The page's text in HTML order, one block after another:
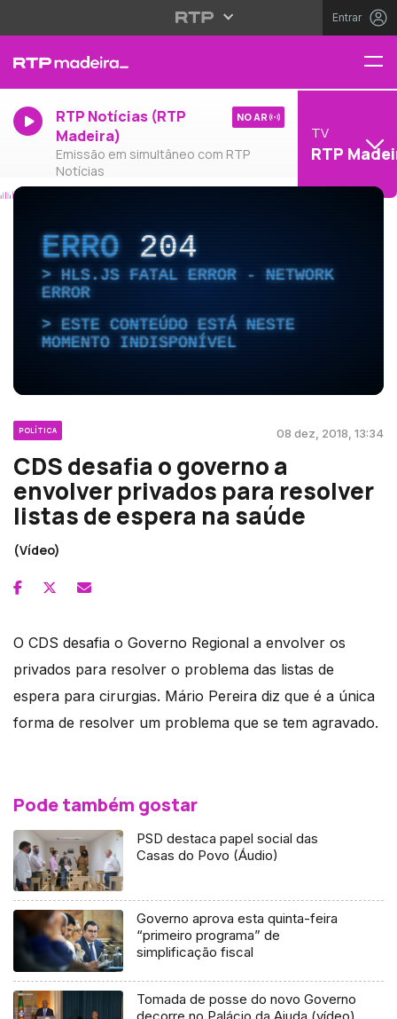
Entrar
RTP Notícias (RTP
Madeira)
Emissão em simultâneo com RTP
Notícias
NO AR
TV
RTP
ERRO204
HLS.JS FATAL ERROR - NETWORK
ERROR
ESTE CONTEÚDO ESTÁ NESTE
MOMENTO INDISPONÍVEL
POLÍTICA 08 dez, 2018, 13:34
CDS desafia o governo a
envolver privados para resolver
listas de espera na saúde
(Vídeo)
O CDS desafia o Governo Regional a envolver os
privados para resolver o problema das listas de
espera para cirurgias. Mário Pereira diz que é a única
forma de resolver um problema que se tem agravado.
Pode também gostar
PSD destaca papel social das
Casas do Povo (Áudio)
Governo aprova esta quinta-feira
“primeiro programa” de
simplificação fiscal
Tomada de posse do novo Governo